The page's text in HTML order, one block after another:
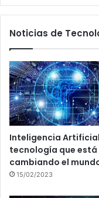
Noticias de
Inteligencia
tecnología que está
cambiando el
15/02/2023